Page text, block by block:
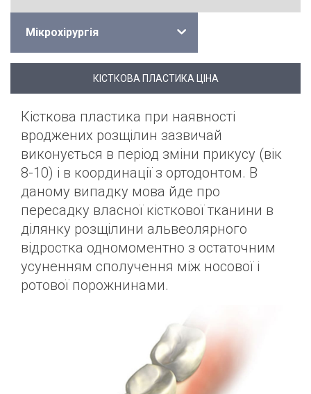
Мікрохірургія
КІСТКОВА ПЛАСТИКА ЦІНА
Кісткова пластика при наявності
вроджених розщілин зазвичай
виконується в період зміни прикусу (вік
8-10) і в координації з ортодонтом. В
даному випадку мова йде про
пересадку власної кісткової тканини в
ділянку розщілини альвеолярного
відростка одномоментно з остаточним
усуненням сполучення між носової і
ротової порожнинами.